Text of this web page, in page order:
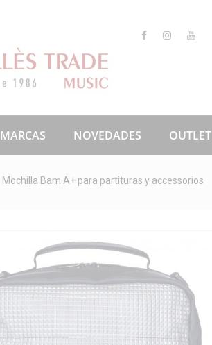
MARCAS NOVEDADES OUTLET
Mochilla Bam A+ para partituras y accessorios